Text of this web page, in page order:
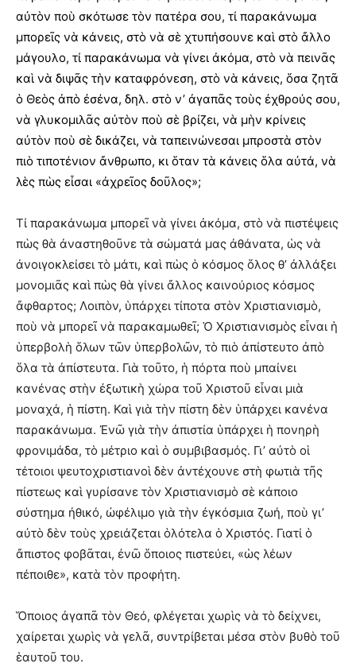
αὐτὸν ποὺ σκότωσε τὸν πατέρα σου, τί παρακάνωμα
μπορεῖς νὰ κάνεις, στὸ νὰ σὲ χτυπήσουνε καὶ στὸ ἄλλο
μάγουλο, τί παρακάνωμα νὰ γίνει ἀκόμα, στὸ νὰ πεινᾶς
καὶ νὰ διψᾶς τὴν καταφρόνεση, στὸ νὰ κάνεις, ὅσα ζητᾶ
ὁ Θεὸς ἀπὸ ἐσένα, δηλ. στὸ ν’ ἀγαπᾶς τοὺς ἐχθρούς σου,
νὰ γλυκομιλᾶς αὐτὸν ποὺ σὲ βρίζει, νὰ μὴν κρίνεις
αὐτὸν ποὺ σὲ δικάζει, νὰ ταπεινώνεσαι μπροστὰ στὸν
πιὸ τιποτένιον ἄνθρωπο, κι ὅταν τὰ κάνεις ὅλα αὐτά, νὰ
λὲς πὼς εἶσαι «ἀχρεῖος δοῦλος»;
Τί παρακάνωμα μπορεῖ νὰ γίνει ἀκόμα, στὸ νὰ πιστέψεις
πὼς θὰ ἀναστηθοῦνε τὰ σώματά μας ἀθάνατα, ὡς νὰ
ἀνοιγοκλείσει τὸ μάτι, καὶ πὼς ὁ κόσμος ὅλος θ’ ἀλλάξει
μονομιᾶς καὶ πὼς θὰ γίνει ἄλλος καινούριος κόσμος
ἄφθαρτος; Λοιπὸν, ὑπάρχει τίποτα στὸν Χριστιανισμὸ,
ποὺ νὰ μπορεῖ νὰ παρακαμωθεῖ; Ὁ Χριστιανισμὸς εἶναι ἡ
ὑπερβολὴ ὅλων τῶν ὑπερβολῶν, τὸ πιὸ ἀπίστευτο ἀπὸ
ὅλα τὰ ἀπίστευτα. Γιὰ τοῦτο, ἡ πόρτα ποὺ μπαίνει
κανένας στὴν ἐξωτικὴ χώρα τοῦ Χριστοῦ εἶναι μιὰ
μοναχά, ἡ πίστη. Καὶ γιὰ τὴν πίστη δὲν ὑπάρχει κανένα
παρακάνωμα. Ἐνῶ γιὰ τὴν ἀπιστία ὑπάρχει ἡ πονηρὴ
φρονιμάδα, τὸ μέτριο καὶ ὁ συμβιβασμός. Γι’ αὐτὸ οἱ
τέτοιοι ψευτοχριστιανοὶ δὲν ἀντέχουνε στὴ φωτιὰ τῆς
πίστεως καὶ γυρίσανε τὸν Χριστιανισμὸ σὲ κάποιο
σύστημα ἠθικό, ὠφέλιμο γιὰ τὴν ἐγκόσμια ζωή, ποὺ γι’
αὐτὸ δὲν τοὺς χρειάζεται ὁλότελα ὁ Χριστός. Γιατί ὁ
ἄπιστος φοβᾶται, ἐνῶ ὅποιος πιστεύει, «ὡς λέων
πέποιθε», κατὰ τὸν προφήτη.
Ὅποιος ἀγαπᾶ τὸν Θεό, φλέγεται χωρὶς νὰ τὸ δείχνει,
χαίρεται χωρὶς νὰ γελᾶ, συντρίβεται μέσα στὸν βυθὸ τοῦ
ἑαυτοῦ του.